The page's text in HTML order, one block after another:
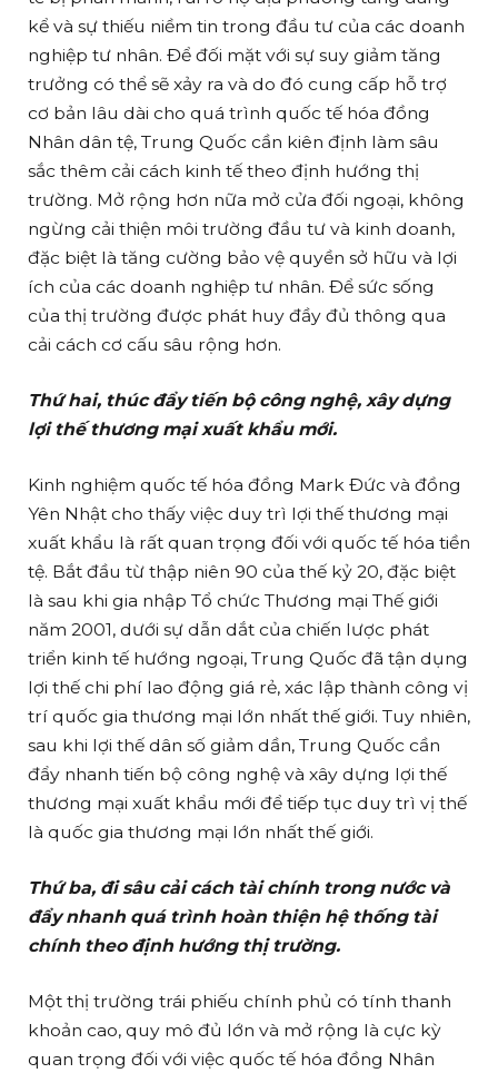
kể và sự thiếu niềm tin trong đầu tư của các doanh
nghiệp tư nhân. Để đối mặt với sự suy giảm tăng
trưởng có thể sẽ xảy ra và do đó cung cấp hỗ trợ
cơ bản lâu dài cho quá trình quốc tế hóa đồng
Nhân dân tệ, Trung Quốc cần kiên định làm sâu
sắc thêm cải cách kinh tế theo định hướng thị
trường. Mở rộng hơn nữa mở cửa đối ngoại, không
ngừng cải thiện môi trường đầu tư và kinh doanh,
đặc biệt là tăng cường bảo vệ quyền sở hữu và lợi
ích của các doanh nghiệp tư nhân. Để sức sống
của thị trường được phát huy đầy đủ thông qua
cải cách cơ cấu sâu rộng hơn.
Thứ hai, thúc đẩy tiến bộ công nghệ, xây dựng
lợi thế thương mại xuất khẩu mới.
Kinh nghiệm quốc tế hóa đồng Mark Đức và đồng
Yên Nhật cho thấy việc duy trì lợi thế thương mại
xuất khẩu là rất quan trọng đối với quốc tế hóa tiền
tệ. Bắt đầu từ thập niên 90 của thế kỷ 20, đặc biệt
là sau khi gia nhập Tổ chức Thương mại Thế giới
năm 2001, dưới sự dẫn dắt của chiến lược phát
triển kinh tế hướng ngoại, Trung Quốc đã tận dụng
lợi thế chi phí lao động giá rẻ, xác lập thành công vị
trí quốc gia thương mại lớn nhất thế giới. Tuy nhiên,
sau khi lợi thế dân số giảm dần, Trung Quốc cần
đẩy nhanh tiến bộ công nghệ và xây dựng lợi thế
thương mại xuất khẩu mới để tiếp tục duy trì vị thế
là quốc gia thương mại lớn nhất thế giới.
Thứ ba, đi sâu cải cách tài chính trong nước và
đẩy nhanh quá trình hoàn thiện hệ thống tài
chính theo định hướng thị trường.
Một thị trường trái phiếu chính phủ có tính thanh
khoản cao, quy mô đủ lớn và mở rộng là cực kỳ
quan trọng đối với việc quốc tế hóa đồng Nhân